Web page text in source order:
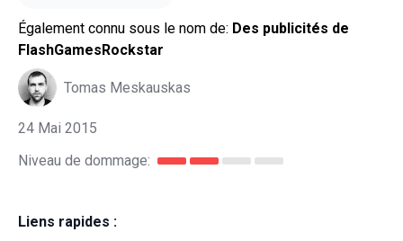
Également connu sous le nom de: Des publicités de
FlashGamesRockstar
Tomas Meskauskas
24 Mai 2015
Niveau de dommage:
Liens rapides :